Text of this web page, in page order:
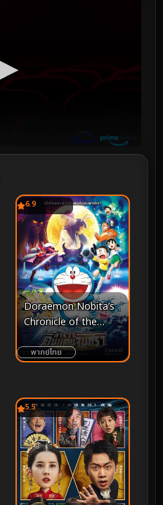
6.9
Doraemon Nobita’s
Chronicle of the
Moon Exploration
(2019) โดราเอม่อนเดอะ
พากย์ไทย
5.5